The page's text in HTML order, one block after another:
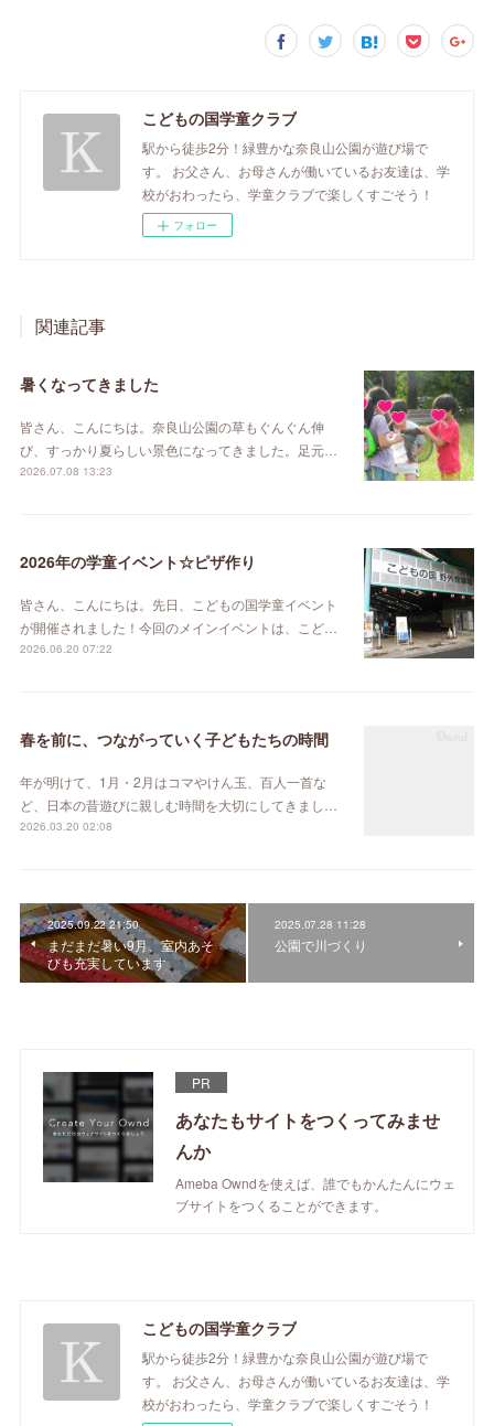
こどもの国学童クラブ
駅から徒歩2分！緑豊かな奈良山公園が遊び場で
す。 お父さん、お母さんが働いているお友達は、学
校がおわったら、学童クラブで楽しくすごそう！
フォロー
関連記事
暑くなってきました
皆さん、こんにちは。奈良山公園の草もぐんぐん伸
び、すっかり夏らしい景色になってきました。足元…
2026.07.08 13:23
2026年の学童イベント☆ピザ作り
皆さん、こんにちは。先日、こどもの国学童イベント
が開催されました！今回のメインイベントは、こど…
2026.06.20 07:22
春を前に、つながっていく子どもたちの時間
年が明けて、1月・2月はコマやけん玉、百人一首な
ど、日本の昔遊びに親しむ時間を大切にしてきまし…
2026.03.20 02:08
2025.09.22 21:50
まだまだ暑い9月、室内あそ
びも充実しています
2025.07.28 11:28
公園で川づくり
PR
あなたもサイトをつくってみませ
んか
Ameba Owndを使えば、誰でもかんたんにウェ
ブサイトをつくることができます。
こどもの国学童クラブ
駅から徒歩2分！緑豊かな奈良山公園が遊び場で
す。 お父さん、お母さんが働いているお友達は、学
校がおわったら、学童クラブで楽しくすごそう！